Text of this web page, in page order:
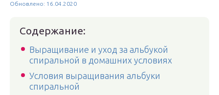
Обновлено: 16.04.2020
Содержание:
Выращивание и уход за альбукой
спиральной в домашних условиях
Условия выращивания альбуки
спиральной